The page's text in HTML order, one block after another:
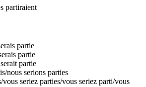
partiraient
partie
partie
partie
/nous serions parties
/vous seriez parties/vous seriez parti/vous